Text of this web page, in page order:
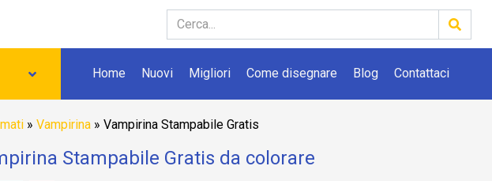
Home Nuovi Migliori Come disegnare Blog Contattaci
» Vampirina » Vampirina Stampabile Gratis
Stampabile Gratis da colorare